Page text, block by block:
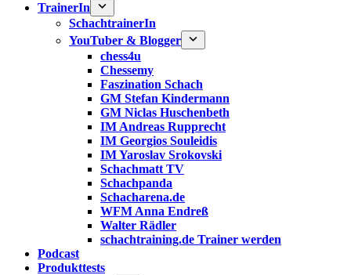
TrainerIn
SchachtrainerIn
YouTuber & Blogger
chess4u
Chessemy
Faszination Schach
GM Stefan Kindermann
GM Niclas Huschenbeth
IM Andreas Rupprecht
IM Georgios Souleidis
IM Yaroslav Srokovski
Schachmatt TV
Schachpanda
Schacharena.de
WFM Anna Endreß
Walter Rädler
schachtraining.de Trainer werden
Podcast
Produkttests